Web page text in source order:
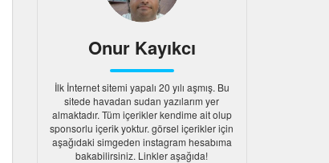
Onur Kayıkcı
İlk İnternet sitemi yapalı 20 yılı aşmış. Bu
sitede havadan sudan yazılarım yer
almaktadır. Tüm içerikler kendime ait olup
sponsorlu içerik yoktur. görsel içerikler için
aşağıdaki simgeden instagram hesabıma
bakabilirsiniz. Linkler aşağıda!